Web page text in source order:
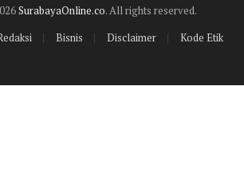
SurabayaOnline.co. All rights reserved.
Bisnis Disclaimer Kode Etik